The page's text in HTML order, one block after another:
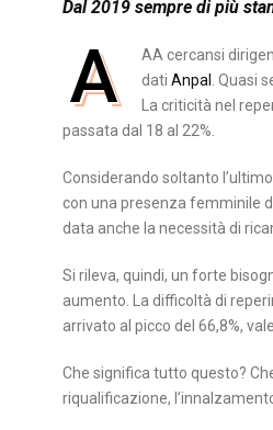
Dal 2019 sempre di più
A AA cercansi
dati Anpal
. Quasi
La criticità nel
passata dal 18 al 22%.
Considerando soltanto
con una presenza femminile
data anche la necessità di
Si rileva, quindi, un forte
aumento. La difficoltà di
arrivato al picco del 66,8%,
Che significa tutto questo?
riqualificazione,